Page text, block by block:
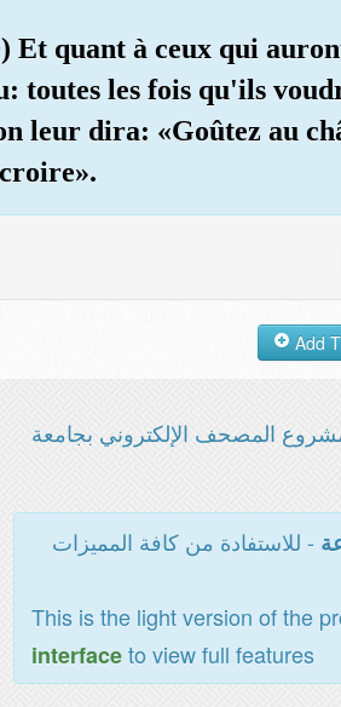
Et quant à ceux qui
toutes les fois qu'ils
leur dira: «Goûtez au
المصحف الإلكتروني بجامعة
- للاستفادة من كافة المميزات
This is the light version of the
interfaceto view full features